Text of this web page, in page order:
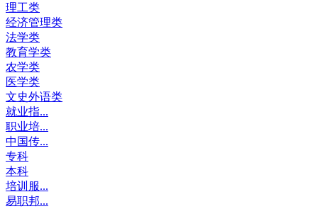
理工类
经济管理类
法学类
教育学类
农学类
医学类
文史外语类
就业指...
职业培...
中国传...
专科
本科
培训服...
易职邦...